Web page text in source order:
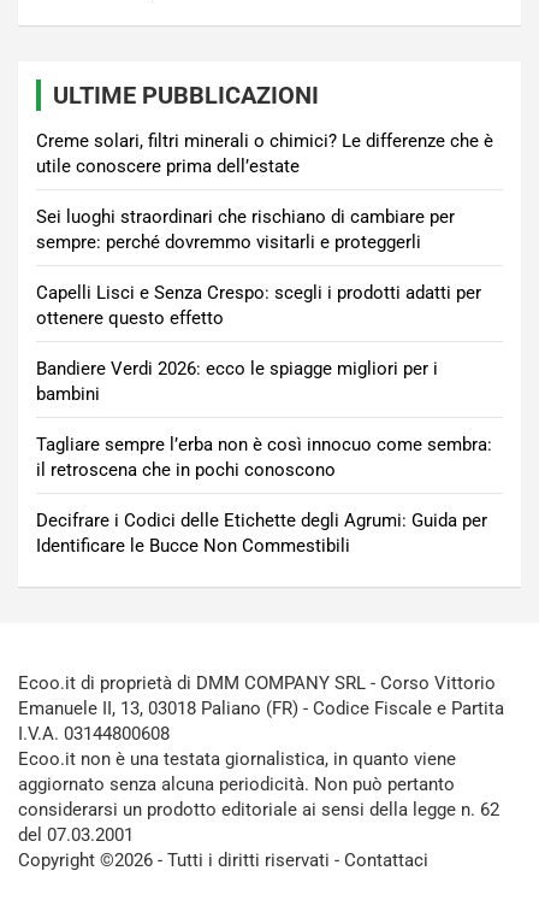
ULTIME PUBBLICAZIONI
Creme solari, filtri minerali o chimici? Le differenze che è
utile conoscere prima dell’estate
Sei luoghi straordinari che rischiano di cambiare per
sempre: perché dovremmo visitarli e proteggerli
Capelli Lisci e Senza Crespo: scegli i prodotti adatti per
ottenere questo effetto
Bandiere Verdi 2026: ecco le spiagge migliori per i
bambini
Tagliare sempre l’erba non è così innocuo come sembra:
il retroscena che in pochi conoscono
Decifrare i Codici delle Etichette degli Agrumi: Guida per
Identificare le Bucce Non Commestibili
Ecoo.it di proprietà di DMM COMPANY SRL - Corso Vittorio
Emanuele II, 13, 03018 Paliano (FR) - Codice Fiscale e Partita
I.V.A. 03144800608
Ecoo.it non è una testata giornalistica, in quanto viene
aggiornato senza alcuna periodicità. Non può pertanto
considerarsi un prodotto editoriale ai sensi della legge n. 62
del 07.03.2001
Copyright ©2026 - Tutti i diritti riservati - Contattaci